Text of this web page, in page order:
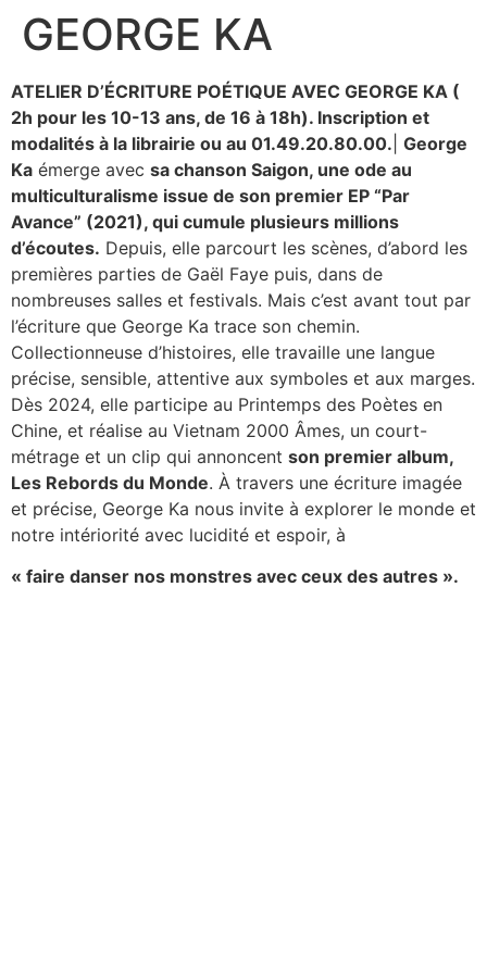
AllerGEORGE KA
ATELIER D’ÉCRITURE POÉTIQUE AVEC GEORGE KA (
2h pour les 10-13 ans, de 16 à 18h). Inscription et
modalités à la librairie ou au 01.49.20.80.00. George
Ka émerge avec sa chanson Saigon, une ode au
multiculturalisme issue de son premier EP “Par
Avance” (2021), qui cumule plusieurs millions
d’écoutes. Depuis, elle parcourt les scènes, d’abord les
premières parties de Gaël Faye puis, dans de
nombreuses salles et festivals. Mais c’est avant tout par
l’écriture que George Ka trace son chemin.
Collectionneuse d’histoires, elle travaille une langue
précise, sensible, attentive aux symboles et aux marges.
Dès 2024, elle participe au Printemps des Poètes en
Chine, et réalise au Vietnam 2000 Âmes, un court-
métrage et un clip qui annoncent son premier album,
Les Rebords du Monde. À travers une écriture imagée
et précise, George Ka nous invite à explorer le monde et
notre intériorité avec lucidité et espoir, à
« faire danser nos monstres avec ceux des autres ».